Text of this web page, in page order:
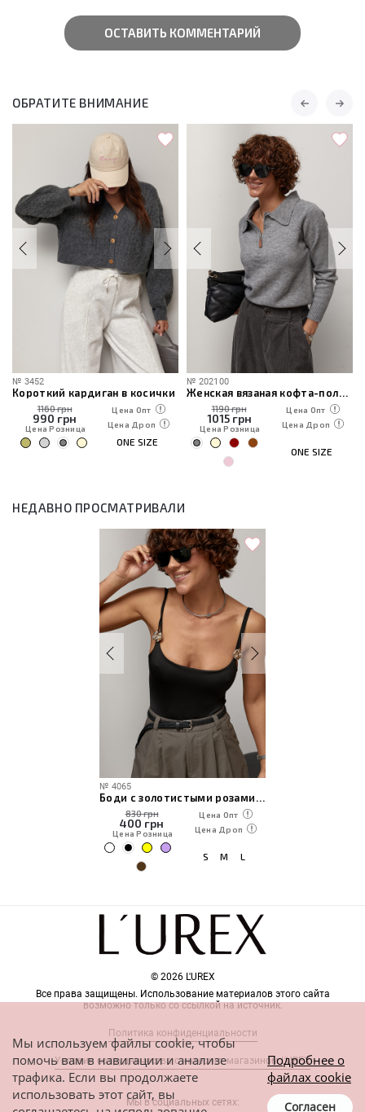
ОСТАВИТЬ КОММЕНТАРИЙ
ОБРАТИТЕ ВНИМАНИЕ
№ 3452
Короткий кардиган в косички
1160 грн
990 грн
Цена Розница
Цена Опт
Цена Дроп
ONE SIZE
№ 202100
Женская вязаная кофта-поло на молнии
1190 грн
1015грн
Цена Розница
Цена Опт
Цена Дроп
ONE SIZE
НЕДАВНО ПРОСМАТРИВАЛИ
№ 4065
Боди с золотистыми розами на бретелях
830 грн
400 грн
Цена Розница
Цена Опт
Цена Дроп
S M L
© 2026 L'UREX
Все права защищены. Использование материалов этого сайта
возможно только со ссылкой на источник.
Политика конфиденциальности
Условия сотрудничества с интернет-магазином L'UREX
Мы в социальных сетях:
Мы используем файлы cookie, чтобы
помочь вам в навигации и анализе
трафика. Если вы продолжаете
использовать этот сайт, вы
Подробнее о
файлах cookie
Согласен